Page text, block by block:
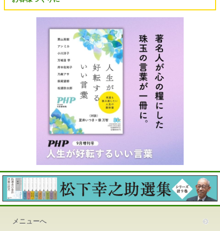
メニューへ